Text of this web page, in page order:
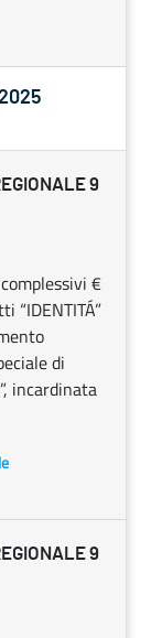
9
€
“IDENTITÁ”
di
incardinata
9